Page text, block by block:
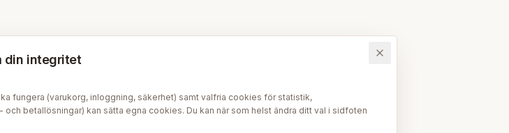
din integritet
fungera (varukorg, inloggning, säkerhet) samt valfria cookies för statistik,
betallösningar) kan sätta egna cookies. Du kan när som helst ändra ditt val i sidfoten